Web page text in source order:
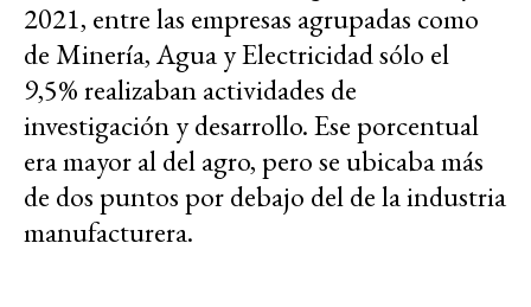
2021, entre las empresas agrupadas como
de Minería, Agua y Electricidad sólo el
9,5% realizaban actividades de
investigación y desarrollo. Ese porcentual
era mayor al del agro, pero se ubicaba más
de dos puntos por debajo del de la industria
manufacturera.